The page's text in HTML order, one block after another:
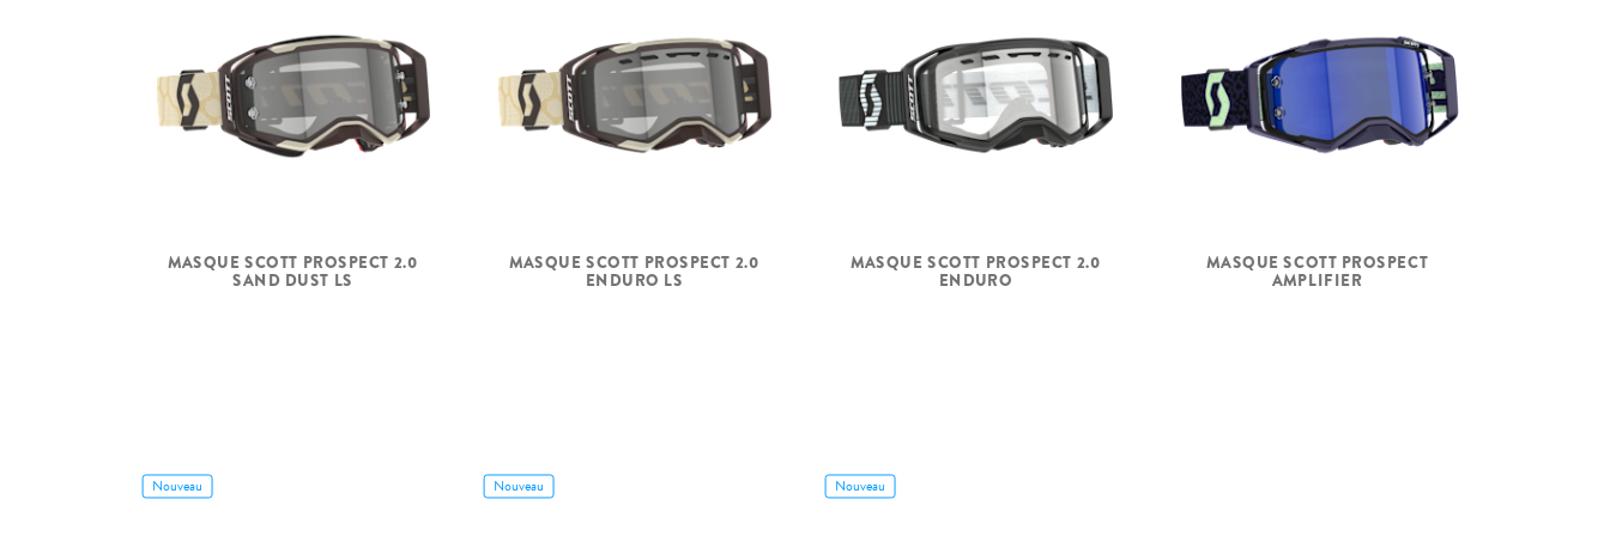
MASQUE SCOTT PROSPECT 2.0
SAND DUST LS
MASQUE SCOTT PROSPECT 2.0
ENDURO LS
MASQUE SCOTT PROSPECT 2.0
ENDURO
MASQUE SCOTT PROSPECT
AMPLIFIER
Nouveau Nouveau Nouveau